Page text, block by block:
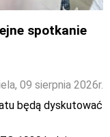
spotkanie
09 sierpnia 2026r.
będą dyskutować